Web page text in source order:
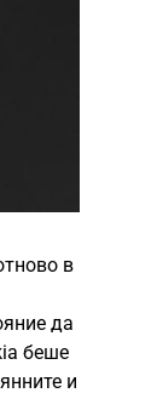
в
да
беше
и